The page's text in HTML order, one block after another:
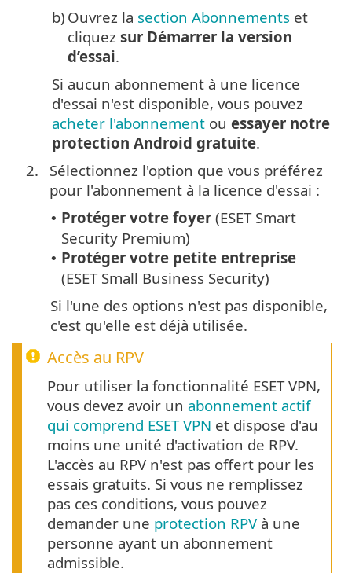
b) Ouvrez la section Abonnements et
cliquez sur Démarrer la version
d’essai.
Si aucun abonnement à une licence
d'essai n'est disponible, vous pouvez
acheter l'abonnement ou essayer notre
protection Android gratuite.
2.
Sélectionnez l'option que vous préférez
pour l'abonnement à la licence d'essai :
• Protéger votre foyer (ESET Smart
Security Premium)
• Protéger votre petite entreprise
(ESET Small Business Security)
Si l'une des options n'est pas disponible,
c'est qu'elle est déjà utilisée.
Accès au RPV
Pour utiliser la fonctionnalité ESET VPN,
vous devez avoir un abonnement actif
qui comprend ESET VPN et dispose d'au
moins une unité d'activation de RPV.
L'accès au RPV n'est pas offert pour les
essais gratuits. Si vous ne remplissez
pas ces conditions, vous pouvez
demander une protection RPV à une
personne ayant un abonnement
admissible.